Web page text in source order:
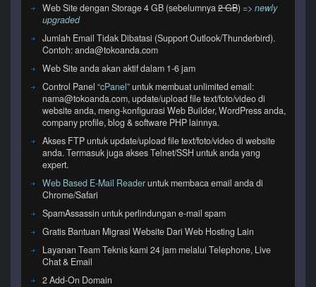
Web Site dengan Storage 4 GB (sebelumnya 2 GB)=> newly
upgraded
Jumlah Email Tidak Dibatasi (Support Outlook/Thunderbird).
Contoh: anda@tokoanda.com
Web Site anda akan aktif dalam 1-6 jam
Control Panel “cPanel”untuk membuat unlimited email:
nama@tokoanda.com, update/upload file text/foto/video di
website anda, meng-konfigurasi Web Builder, WordPress anda,
company profile, blog & software PHP lainnya.
Akses FTP untuk update/upload file text/foto/video di website
anda. Termasuk juga akses Telnet/SSH untuk anda yang
expert.
Web Based E-Mail Readeruntuk membaca email anda di
Chrome/Safari
SpamAssassin untuk perlindungan e-mail spam
Gratis Bantuan Migrasi Website Dari Web Hosting Lain
Layanan Team Teknis kami 24 jam melalui Telephone, Live
Chat & Email
2 Add-On Domain